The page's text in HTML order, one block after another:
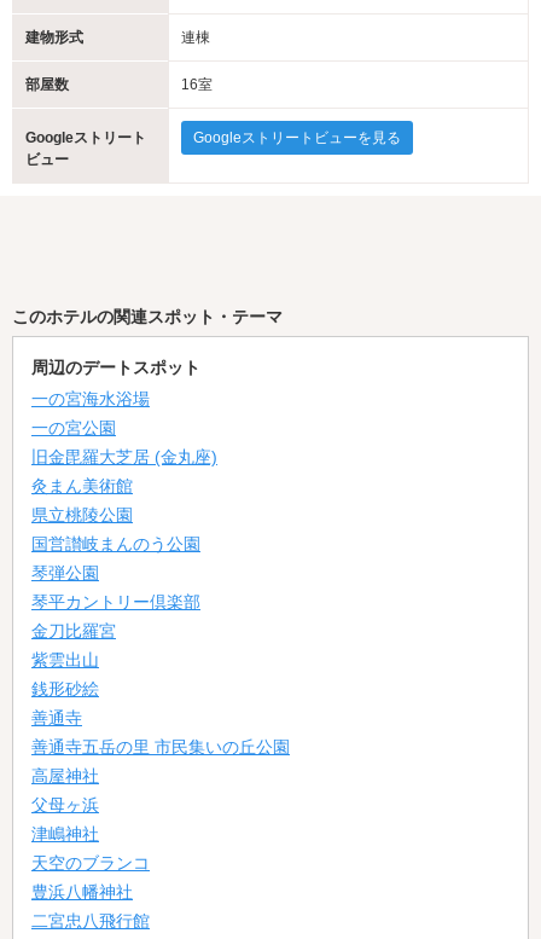
建物形式 連棟
部屋数 16室
Googleストリート
ビュー
Googleストリートビューを見る
このホテルの関連スポット・テーマ
周辺のデートスポット
一の宮海水浴場
一の宮公園
旧金毘羅大芝居 (金丸座)
灸まん美術館
県立桃陵公園
国営讃岐まんのう公園
琴弾公園
琴平カントリー倶楽部
金刀比羅宮
紫雲出山
銭形砂絵
善通寺
善通寺五岳の里 市民集いの丘公園
高屋神社
父母ヶ浜
津嶋神社
天空のブランコ
豊浜八幡神社
二宮忠八飛行館